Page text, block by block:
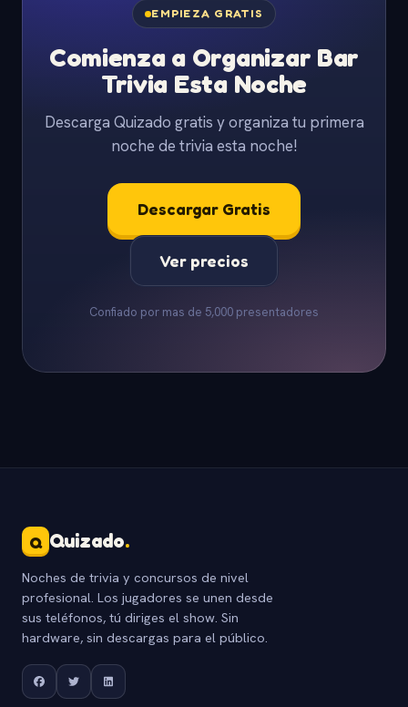
EMPIEZA GRATIS
Comienza a Organizar Bar
Trivia Esta Noche
Descarga Quizado gratis y organiza tu primera
noche de trivia esta noche!
Descargar Gratis
Ver precios
Confiado por mas de 5,000 presentadores
Q Quizado.
Noches de trivia y concursos de nivel
profesional. Los jugadores se unen desde
sus teléfonos, tú diriges el show. Sin
hardware, sin descargas para el público.